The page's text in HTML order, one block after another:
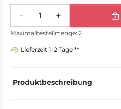
Maximalbestellmenge: 2
Lieferzeit 1-2 Tage **
Produktbeschreibung